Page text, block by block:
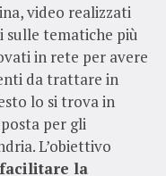
video realizzati
sulle tematiche più
in rete per avere
da trattare in
lo si trova in
per gli
L’obiettivo
facilitare la